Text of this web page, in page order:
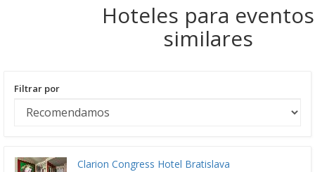
Hoteles para eventos
similares
Filtrar por
Clarion Congress Hotel Bratislava